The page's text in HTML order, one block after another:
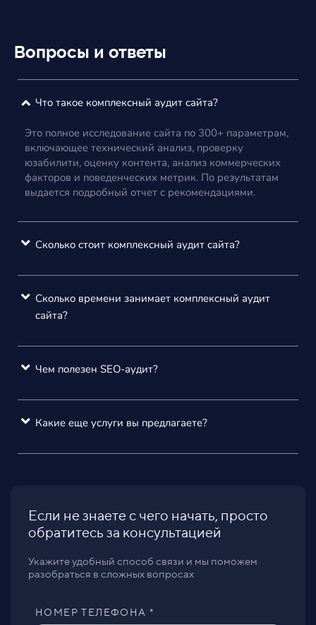
Вопросы и ответы
Что такое комплексный аудит сайта?
Это полное исследование сайта по 300+ параметрам,
включающее технический анализ, проверку
юзабилити, оценку контента, анализ коммерческих
факторов и поведенческих метрик. По результатам
выдается подробный отчет с рекомендациями.
Сколько стоит комплексный аудит сайта?
Сколько времени занимает комплексный аудит
сайта?
Чем полезен SEO-аудит?
Какие еще услуги вы предлагаете?
Если не знаете с чего начать, просто
обратитесь за консультацией
Укажите удобный способ связи и мы поможем
разобраться в сложных вопросах
НОМЕР ТЕЛЕФОНА *